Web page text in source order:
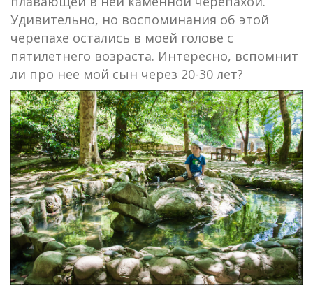
Удивительно, но воспоминания об этой
черепахе остались в моей голове с
пятилетнего возраста. Интересно, вспомнит
ли про нее мой сын через 20-30 лет?